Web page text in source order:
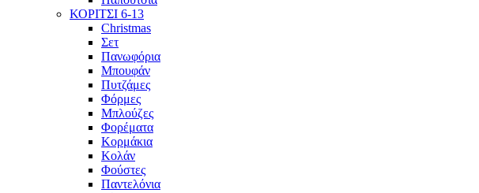
ΚΟΡΙΤΣΙ 6-13
Christmas
Σετ
Πανωφόρια
Μπουφάν
Πυτζάμες
Φόρμες
Μπλούζες
Φορέματα
Κορμάκια
Κολάν
Φούστες
Παντελόνια